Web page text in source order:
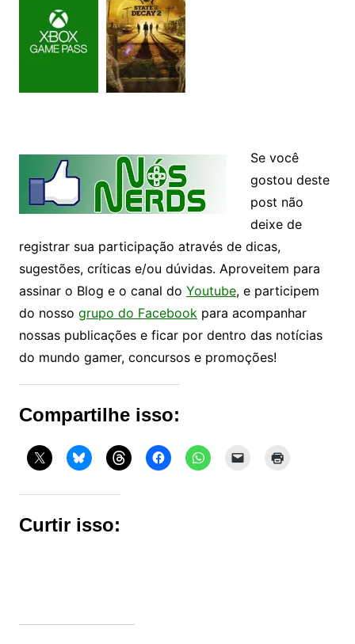
Se você
gostou deste
post não
deixe de
registrar sua participação através de dicas,
sugestões, críticas e/ou dúvidas. Aproveitem para
assinar o Blog e o canal do Youtube, e participem
do nosso grupo do Facebookpara acompanhar
nossas publicações e ficar por dentro das notícias
do mundo gamer, concursos e promoções!
Compartilhe isso:
Curtir isso: